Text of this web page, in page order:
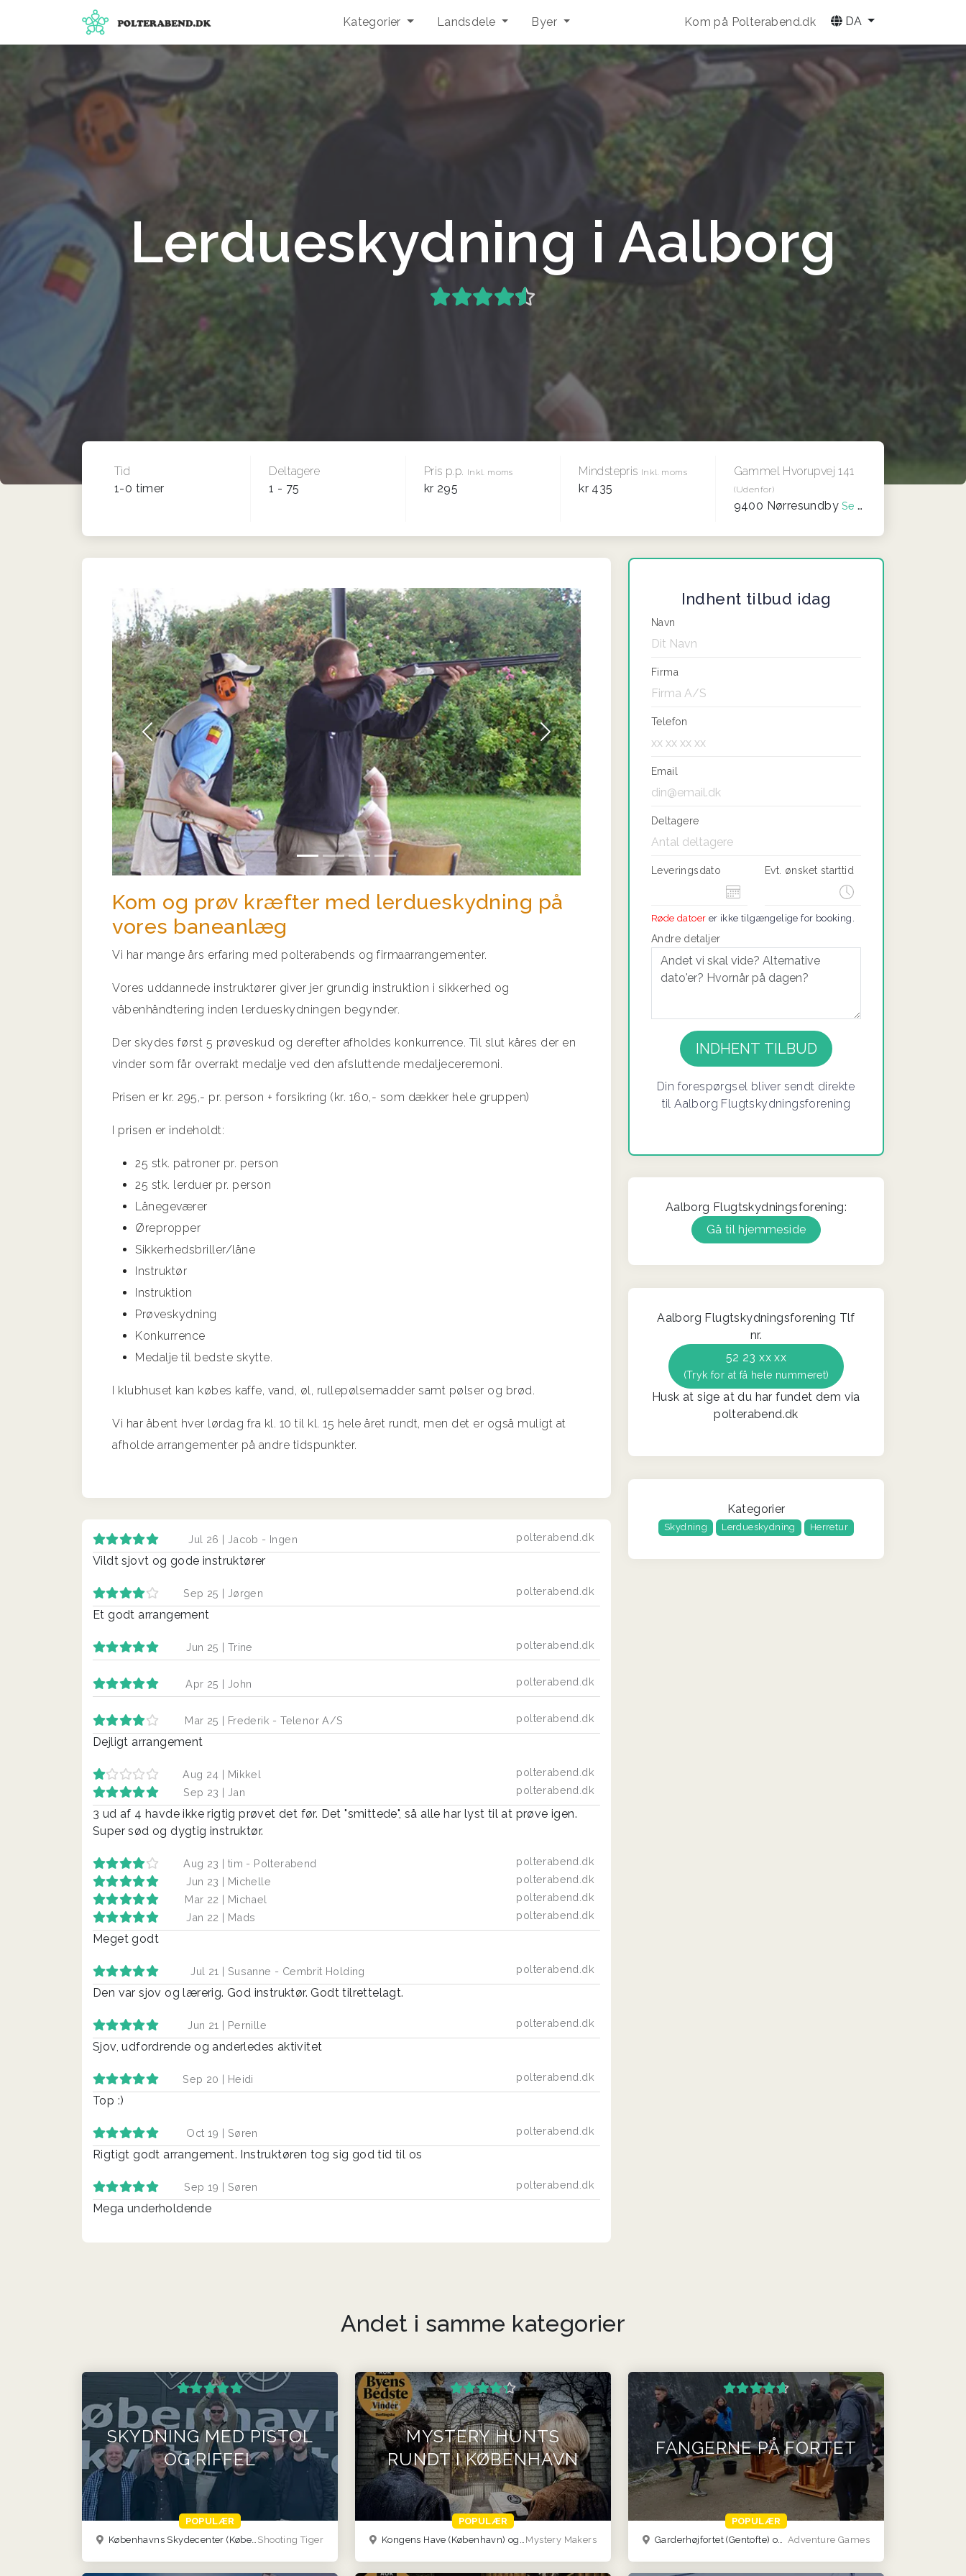
Kategorier Landsdele Byer Kom på Polterabend.dk DA
Lerdueskydning i Aalborg
Tid
1-0 timer
Deltagere
1 - 75
Pris p.p. Inkl. moms
kr 295
Mindstepris Inkl. moms
kr 435
Gammel Hvorupvej 141
(Udenfor)
9400 NørresundbySe på kort
Forrige Næste
Kom og prøv kræfter med lerdueskydning på
vores baneanlæg
Vi har mange års erfaring med polterabends og firmaarrangementer.
Vores uddannede instruktører giver jer grundig instruktion i sikkerhed og
våbenhåndtering inden lerdueskydningen begynder.
Der skydes først 5 prøveskud og derefter afholdes konkurrence. Til slut kåres der en
vinder som får overrakt medalje ved den afsluttende medaljeceremoni.
Prisen er kr. 295,- pr. person + forsikring (kr. 160,- som dækker hele gruppen)
I prisen er indeholdt:
25 stk. patroner pr. person
25 stk. lerduer pr. person
Lånegeværer
Ørepropper
Sikkerhedsbriller/låne
Instruktør
Instruktion
Prøveskydning
Konkurrence
Medalje til bedste skytte.
I klubhuset kan købes kaffe, vand, øl, rullepølsemadder samt pølser og brød.
Vi har åbent hver lørdag fra kl. 10 til kl. 15 hele året rundt, men det er også muligt at
afholde arrangementer på andre tidspunkter.
polterabend.dk
Jul 26 | Jacob - Ingen
Vildt sjovt og gode instruktører
polterabend.dk
Sep 25 | Jørgen
Et godt arrangement
polterabend.dk
Jun 25 | Trine
polterabend.dk
Apr 25 | John
polterabend.dk
Mar 25 | Frederik - Telenor A/S
Dejligt arrangement
polterabend.dk
Aug 24 | Mikkel
polterabend.dk
Sep 23 | Jan
3 ud af 4 havde ikke rigtig prøvet det før. Det "smittede", så alle har lyst til at prøve igen.
Super sød og dygtig instruktør.
polterabend.dk
Aug 23 | tim - Polterabend
polterabend.dk
Jun 23 | Michelle
polterabend.dk
Mar 22 | Michael
polterabend.dk
Jan 22 | Mads
Meget godt
polterabend.dk
Jul 21 | Susanne - Cembrit Holding
Den var sjov og lærerig. God instruktør. Godt tilrettelagt.
polterabend.dk
Jun 21 | Pernille
Sjov, udfordrende og anderledes aktivitet
polterabend.dk
Sep 20 | Heidi
Top :)
polterabend.dk
Oct 19 | Søren
Rigtigt godt arrangement. Instruktøren tog sig god tid til os
polterabend.dk
Sep 19 | Søren
Mega underholdende
Indhent tilbud idag
Navn
Firma
Telefon
Email
Deltagere
Leveringsdato Evt. ønsket starttid
Røde datoer er ikke tilgængelige for booking.
Andre detaljer
Din forespørgsel bliver sendt direkte
til Aalborg Flugtskydningsforening
Aalborg Flugtskydningsforening:
Gå til hjemmeside
Aalborg Flugtskydningsforening Tlf
nr.
52 23 xx xx
(Tryk for at få hele nummeret)
Husk at sige at du har fundet dem via
polterabend.dk
Kategorier
Skydning Lerdueskydning Herretur
Andet i samme kategorier
POPULÆR
SKYDNING MED PISTOL
OG RIFFEL
Shooting Tiger
Københavns Skydecenter (København)
POPULÆR
MYSTERY HUNTS
RUNDT I KØBENHAVN
Mystery Makers
Kongens Have (København) og Kastellet (København)
POPULÆR
FANGERNE PÅ FORTET
Adventure Games
Garderhøjfortet (Gentofte) og Århus (Viby)